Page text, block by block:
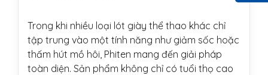
Trong khi nhiều loại lót giày thể thao khác chỉ
tập trung vào một tính năng như giảm sốc hoặc
thấm hút mồ hôi, Phiten mang đến giải pháp
toàn diện. Sản phẩm không chỉ có tuổi thọ cao